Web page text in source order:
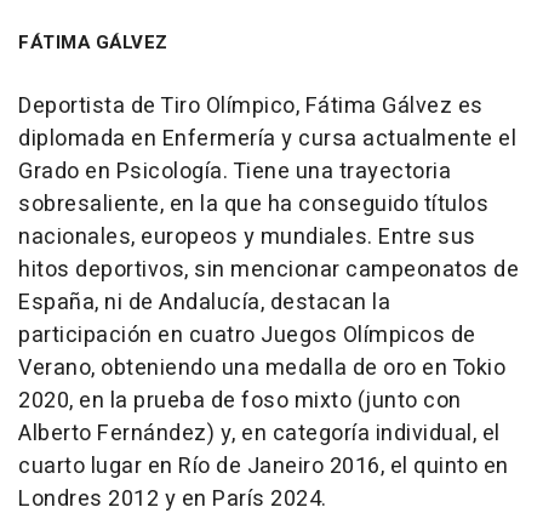
FÁTIMA GÁLVEZ
Deportista de Tiro Olímpico, Fátima Gálvez es
diplomada en Enfermería y cursa actualmente el
Grado en Psicología. Tiene una trayectoria
sobresaliente, en la que ha conseguido títulos
nacionales, europeos y mundiales. Entre sus
hitos deportivos, sin mencionar campeonatos de
España, ni de Andalucía, destacan la
participación en cuatro Juegos Olímpicos de
Verano, obteniendo una medalla de oro en Tokio
2020, en la prueba de foso mixto (junto con
Alberto Fernández) y, en categoría individual, el
cuarto lugar en Río de Janeiro 2016, el quinto en
Londres 2012 y en París 2024.